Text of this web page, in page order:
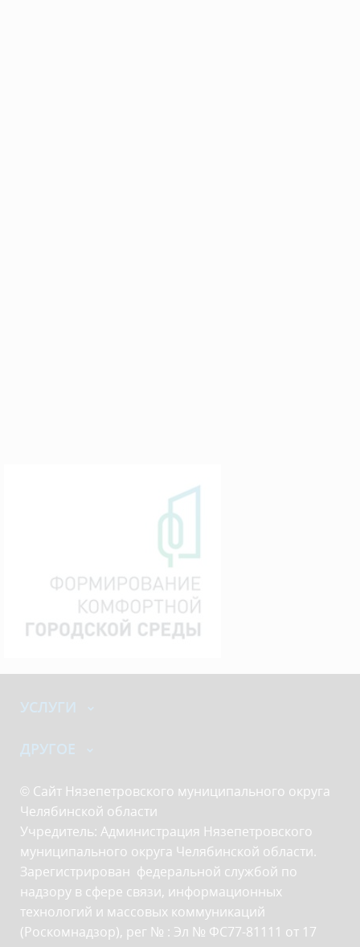
УСЛУГИ
ДРУГОЕ
© Сайт Нязепетровского муниципального округа
Челябинской области
Учредитель: Администрация Нязепетровского
муниципального округа Челябинской области.
Зарегистрирован федеральной службой по
надзору в сфере связи, информационных
технологий и массовых коммуникаций
(Роскомнадзор), рег № : Эл № ФС77-81111 от 17